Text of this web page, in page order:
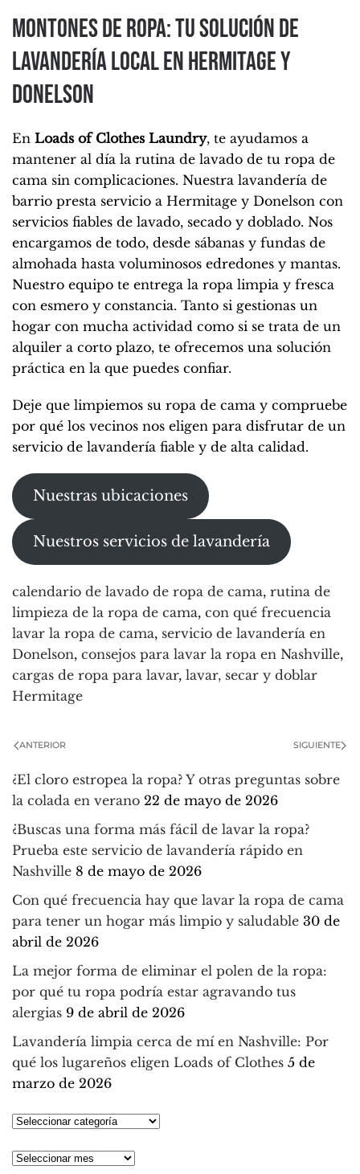
Montones de ropa: tu solución de
lavandería local en Hermitage y
Donelson
En Loads of Clothes Laundry, te ayudamos a
mantener al día la rutina de lavado de tu ropa de
cama sin complicaciones. Nuestra lavandería de
barrio presta servicio a Hermitage y Donelson con
servicios fiables de lavado, secado y doblado. Nos
encargamos de todo, desde sábanas y fundas de
almohada hasta voluminosos edredones y mantas.
Nuestro equipo te entrega la ropa limpia y fresca
con esmero y constancia. Tanto si gestionas un
hogar con mucha actividad como si se trata de un
alquiler a corto plazo, te ofrecemos una solución
práctica en la que puedes confiar.
Deje que limpiemos su ropa de cama y compruebe
por qué los vecinos nos eligen para disfrutar de un
servicio de lavandería fiable y de alta calidad.
Nuestras ubicaciones
Nuestros servicios de lavandería
calendario de lavado de ropa de cama, rutina de
limpieza de la ropa de cama, con qué frecuencia
lavar la ropa de cama, servicio de lavandería en
Donelson, consejos para lavar la ropa en Nashville,
cargas de ropa para lavar, lavar, secar y doblar
Hermitage
ANTERIOR SIGUIENTE
¿El cloro estropea la ropa? Y otras preguntas sobre
la colada en verano 22 de mayo de 2026
¿Buscas una forma más fácil de lavar la ropa?
Prueba este servicio de lavandería rápido en
Nashville 8 de mayo de 2026
Con qué frecuencia hay que lavar la ropa de cama
para tener un hogar más limpio y saludable 30 de
abril de 2026
La mejor forma de eliminar el polen de la ropa:
por qué tu ropa podría estar agravando tus
alergias 9 de abril de 2026
Lavandería limpia cerca de mí en Nashville: Por
qué los lugareños eligen Loads of Clothes 5 de
marzo de 2026
Seleccionar
Archivos